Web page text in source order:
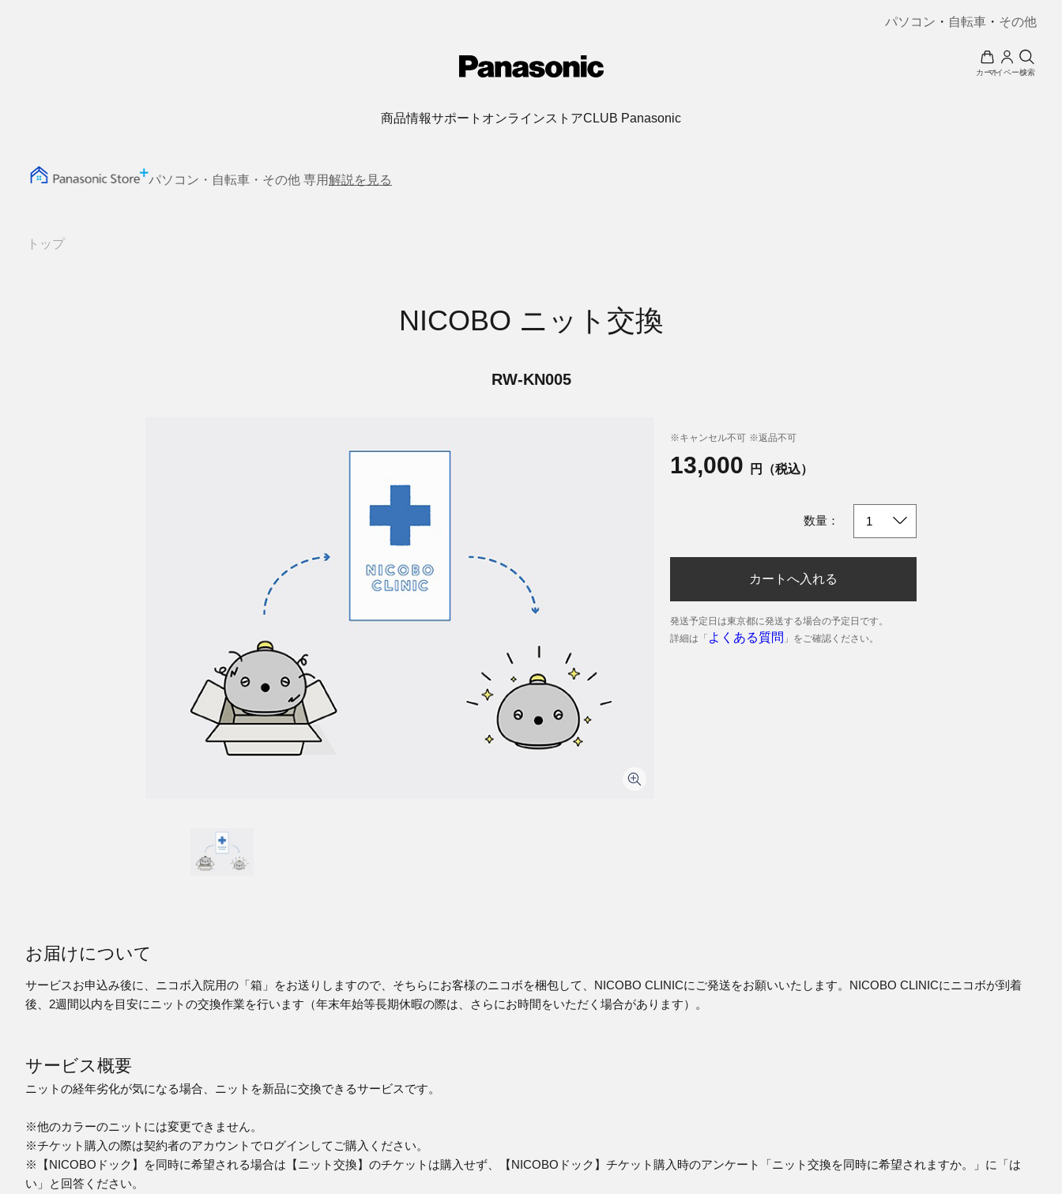
パソコン ・ 自転車 ・ その他
カートマイページ検索
商品情報サポート オンラインストアCLUB Panasonic
パソコン・自転車・その他 専用解説を見る
トップ
NICOBO ニット交換
RW-KN005
※キャンセル不可 ※返品不可
13,000 円（税込）
数量：
カートへ入れる
発送予定日は東京都に発送する場合の予定日です。
詳細は「 よくある質問 」をご確認ください。
お届けについて
サービスお申込み後に、ニコボ入院用の「箱」をお送りしますので、そちらにお客様のニコボを梱包して、NICOBO CLINICにご発送をお願いいたします。NICOBO CLINICにニコボが到着
後、2週間以内を目安にニットの交換作業を行います（年末年始等長期休暇の際は、さらにお時間をいただく場合があります）。
サービス概要
ニットの経年劣化が気になる場合、ニットを新品に交換できるサービスです。
※他のカラーのニットには変更できません。
※チケット購入の際は契約者のアカウントでログインしてご購入ください。
※【NICOBOドック】を同時に希望される場合は【ニット交換】のチケットは購入せず、【NICOBOドック】チケット購入時のアンケート「ニット交換を同時に希望されますか。」に「は
い」と回答ください。